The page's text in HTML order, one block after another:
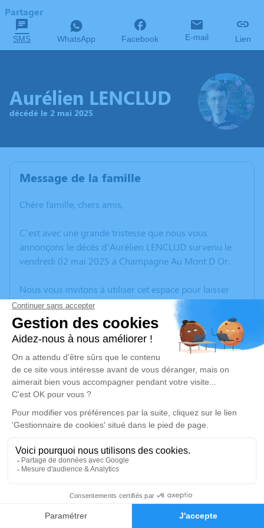
Faire-part Hommages
Partager
SMS WhatsApp Facebook E-mail Lien
Aurélien LENCLUD
décédé le 2 mai 2025
Message de la famille
Chère famille, chers amis,
C’est avec une grande tristesse que nous vous
annonçons le décès d’Aurélien LENCLUD survenu le
vendredi 02 mai 2025 à Champagne Au Mont D Or.
Nous vous invitons à utiliser cet espace pour laisser
vos condoléances, partager des photos souvenirs, une
anecdote ou exprimer vos pensées à travers des
poèmes ou des textes. Cet endroit est un lieu
d'expression dédié à honorer la mémoire d’Aurélien
LENCLUD.
Un service de plantation d’arbre hommage est
disponible ici.
Je rends hommage
Cérémonie
C.F. des Monts d'Or 1 Chemin du Cimetière
69410 Champagne Au Mont d'Or